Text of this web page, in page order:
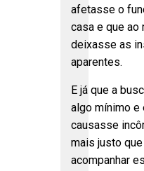
afetasse o
casa e que ao
deixasse as
aparentes.
E já que a
algo mínimo e
causasse
mais justo
acompanhar